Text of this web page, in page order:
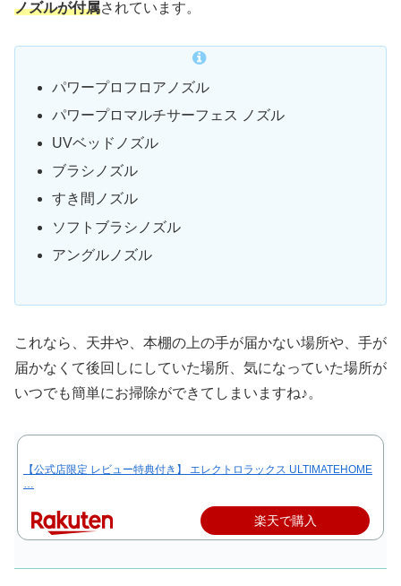
ノズルが付属されています。
パワープロフロアノズル
パワープロマルチサーフェス ノズル
UVベッドノズル
ブラシノズル
すき間ノズル
ソフトブラシノズル
アングルノズル
これなら、天井や、本棚の上の手が届かない場所や、手が
届かなくて後回しにしていた場所、気になっていた場所が
いつでも簡単にお掃除ができてしまいますね♪。
【公式店限定 レビュー特典付き】 エレクトロラックス ULTIMATEHOME
…
楽天で購入